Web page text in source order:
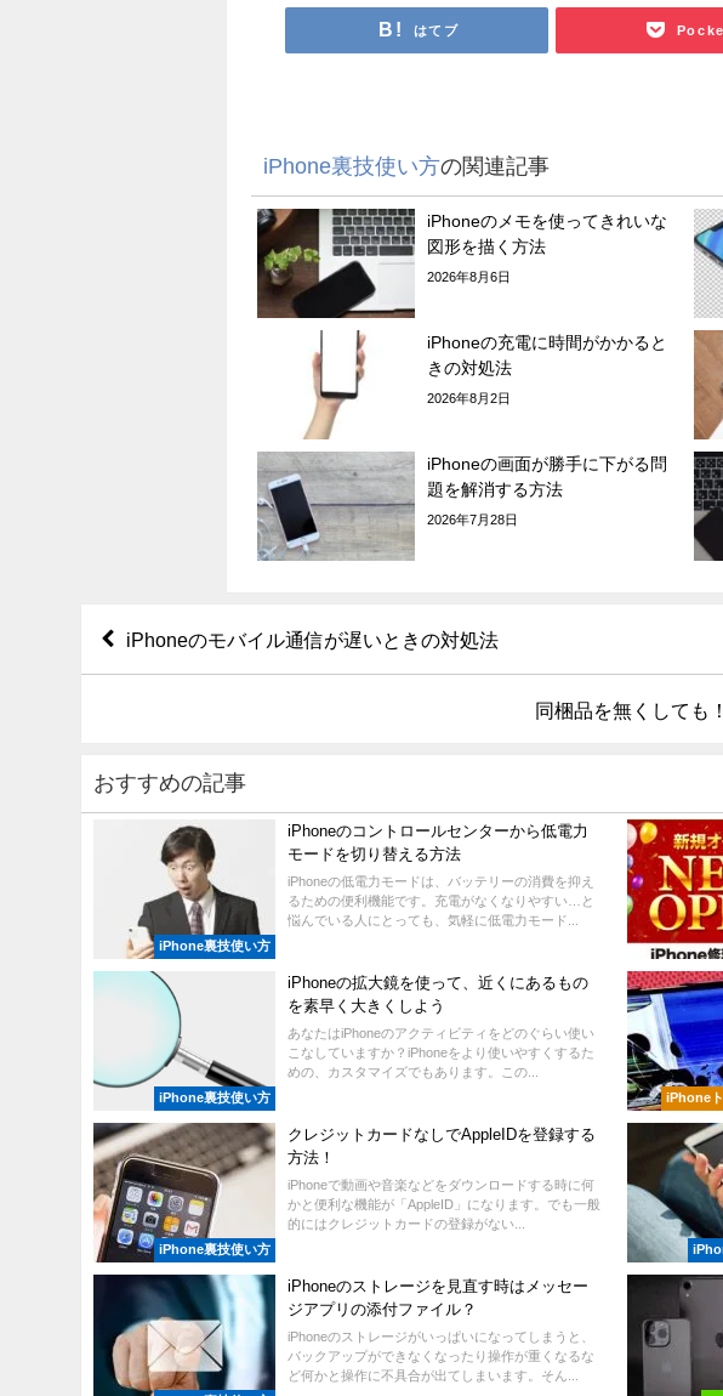
はてブ
iPhone裏技使い方の関連記事
iPhoneのメモを使ってきれいな
図形を描く方法
2026年8月6日
iPhoneの充電に時間がかかると
きの対処法
2026年8月2日
iPhoneの画面が勝手に下がる問
題を解消する方法
2026年7月28日
iPhoneのモバイル通信が遅いときの対処法
同梱品を無くして
おすすめの記事
iPhone裏技使い方
iPhoneのコントロールセンターから低電力
モードを切り替える方法
iPhoneの低電力モードは、バッテリーの消費を抑え
るための便利機能です。充電がなくなりやすい…と
悩んでいる人にとっても、気軽に低電力モード...
iPhone裏技使い方
iPhoneの拡大鏡を使って、近くにあるもの
を素早く大きくしよう
あなたはiPhoneのアクティビティをどのぐらい使い
こなしていますか？iPhoneをより使いやすくするた
めの、カスタマイズでもあります。この...
iPhone
iPhone裏技使い方
クレジットカードなしでAppleIDを登録する
方法！
iPhoneで動画や音楽などをダウンロードする時に何
かと便利な機能が「AppleID」になります。でも一般
的にはクレジットカードの登録がない...
iPhoneのストレージを見直す時はメッセー
ジアプリの添付ファイル？
iPhoneのストレージがいっぱいになってしまうと、
バックアップができなくなったり操作が重くなるな
ど何かと操作に不具合が出てしまいます。そん...